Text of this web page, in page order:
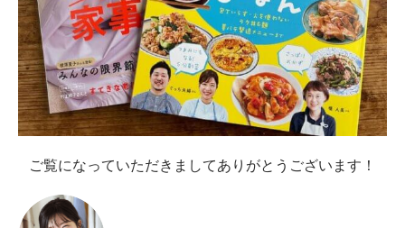
ご覧になっていただきましてありがとうございます！